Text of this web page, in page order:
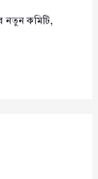
নতুন কমিটি,